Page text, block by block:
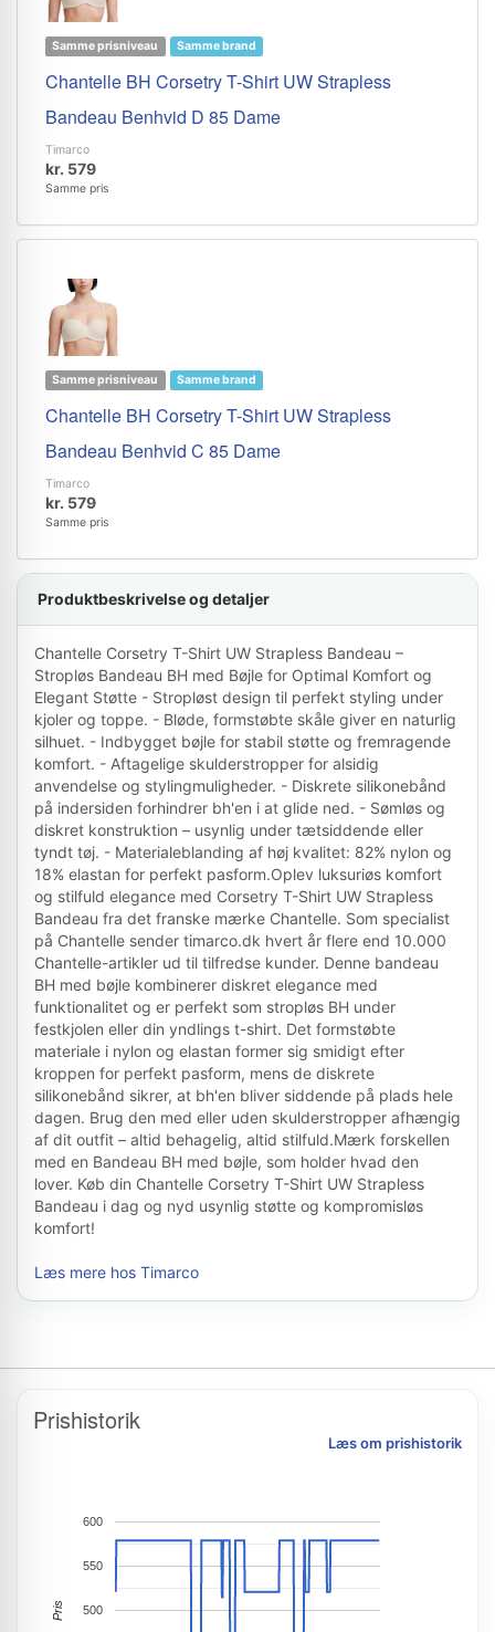
Samme prisniveau Samme brand
Chantelle BH Corsetry T-Shirt UW Strapless
Bandeau Benhvid D 85 Dame
Timarco
kr. 579
Samme pris
Samme prisniveau Samme brand
Chantelle BH Corsetry T-Shirt UW Strapless
Bandeau Benhvid C 85 Dame
Timarco
kr. 579
Samme pris
Produktbeskrivelse og detaljer
Chantelle Corsetry T-Shirt UW Strapless Bandeau –
Stropløs Bandeau BH med Bøjle for Optimal Komfort og
Elegant Støtte - Stropløst design til perfekt styling under
kjoler og toppe. - Bløde, formstøbte skåle giver en naturlig
silhuet. - Indbygget bøjle for stabil støtte og fremragende
komfort. - Aftagelige skulderstropper for alsidig
anvendelse og stylingmuligheder. - Diskrete silikonebånd
på indersiden forhindrer bh'en i at glide ned. - Sømløs og
diskret konstruktion – usynlig under tætsiddende eller
tyndt tøj. - Materialeblanding af høj kvalitet: 82% nylon og
18% elastan for perfekt pasform.Oplev luksuriøs komfort
og stilfuld elegance med Corsetry T-Shirt UW Strapless
Bandeau fra det franske mærke Chantelle. Som specialist
på Chantelle sender timarco.dk hvert år flere end 10.000
Chantelle-artikler ud til tilfredse kunder. Denne bandeau
BH med bøjle kombinerer diskret elegance med
funktionalitet og er perfekt som stropløs BH under
festkjolen eller din yndlings t-shirt. Det formstøbte
materiale i nylon og elastan former sig smidigt efter
kroppen for perfekt pasform, mens de diskrete
silikonebånd sikrer, at bh'en bliver siddende på plads hele
dagen. Brug den med eller uden skulderstropper afhængig
af dit outfit – altid behagelig, altid stilfuld.Mærk forskellen
med en Bandeau BH med bøjle, som holder hvad den
lover. Køb din Chantelle Corsetry T-Shirt UW Strapless
Bandeau i dag og nyd usynlig støtte og kompromisløs
komfort!
Læs mere hos Timarco
Prishistorik
Læs om prishistorik
500
550
600
Pris